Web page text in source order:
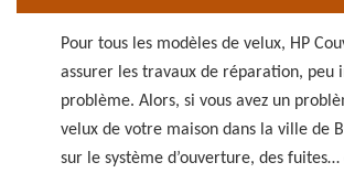
Pour tous les modèles de velux, HP
assurer les travaux de réparation, peu
problème. Alors, si vous avez un
velux de votre maison dans la ville de
sur le système d’ouverture, des